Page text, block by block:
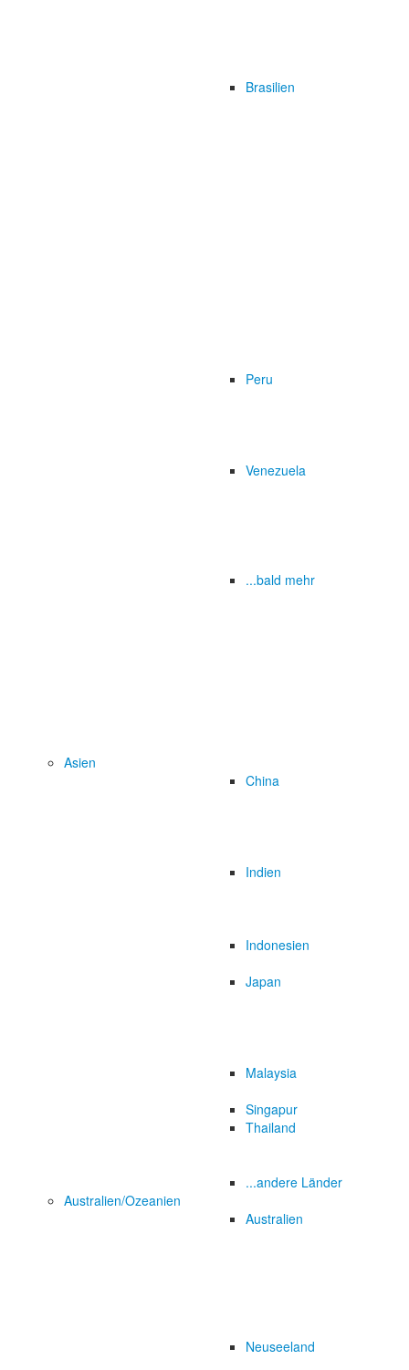
Brasilien
Peru
Venezuela
...bald mehr
Asien
China
Indien
Indonesien
Japan
Malaysia
Singapur
Thailand
...andere Länder
Australien/Ozeanien
Australien
Neuseeland